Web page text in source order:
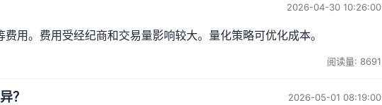
2026-04-30 10:26:00
用。费用受经纪商和交易量影响较大。量化策略可优化成本。
阅读量: 8691
？ 2026-05-01 08:19:00